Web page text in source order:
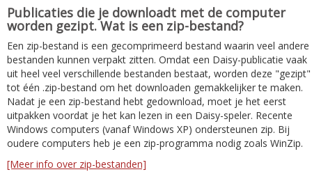
Publicaties die je downloadt met de computer
worden gezipt. Wat is een zip-bestand?
Een zip-bestand is een gecomprimeerd bestand waarin veel andere
bestanden kunnen verpakt zitten. Omdat een Daisy-publicatie vaak
uit heel veel verschillende bestanden bestaat, worden deze "gezipt"
tot één .zip-bestand om het downloaden gemakkelijker te maken.
Nadat je een zip-bestand hebt gedownload, moet je het eerst
uitpakken voordat je het kan lezen in een Daisy-speler. Recente
Windows computers (vanaf Windows XP) ondersteunen zip. Bij
oudere computers heb je een zip-programma nodig zoals WinZip.
[Meer info over zip-bestanden]